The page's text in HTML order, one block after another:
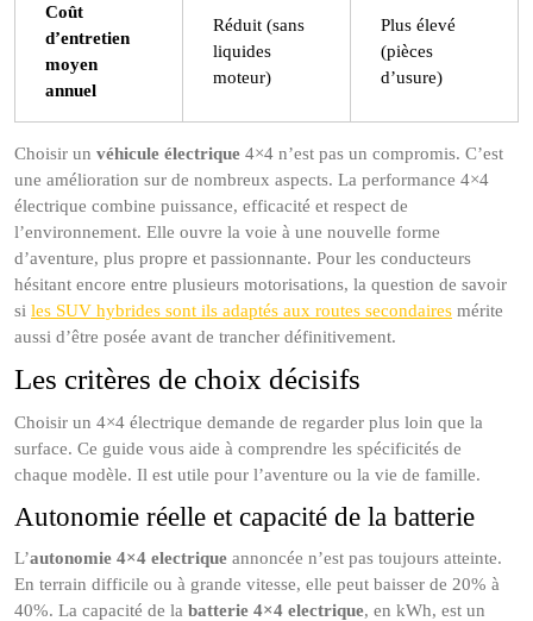
Coût
d’entretien
moyen
annuel
Réduit (sans
liquides
moteur)
Plus élevé
(pièces
d’usure)
Choisir un véhicule électrique 4×4 n’est pas un compromis. C’est
une amélioration sur de nombreux aspects. La performance 4×4
électrique combine puissance, efficacité et respect de
l’environnement. Elle ouvre la voie à une nouvelle forme
d’aventure, plus propre et passionnante. Pour les conducteurs
hésitant encore entre plusieurs motorisations, la question de savoir
si les SUV hybrides sont ils adaptés aux routes secondaires mérite
aussi d’être posée avant de trancher définitivement.
Les critères de choix décisifs
Choisir un 4×4 électrique demande de regarder plus loin que la
surface. Ce guide vous aide à comprendre les spécificités de
chaque modèle. Il est utile pour l’aventure ou la vie de famille.
Autonomie réelle et capacité de la batterie
L’autonomie 4×4 electrique annoncée n’est pas toujours atteinte.
En terrain difficile ou à grande vitesse, elle peut baisser de 20% à
40%. La capacité de la batterie 4×4 electrique, en kWh, est un